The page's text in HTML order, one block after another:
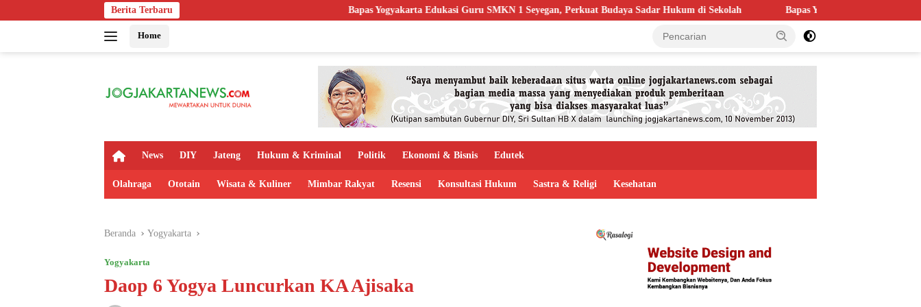
ke
Berita Terbaru Bapas Yogyakarta Edukasi Guru SMKN 1 Seyegan, Perkuat Budaya Sadar Hukum di Sekolah Bapas Yogyakarta Perkuat Kolaborasi dengan Poltek
Home
H
m
News DIY Jateng Hukum & Kriminal Politik Ekonomi & Bisnis Edutek
Olahraga Ototain Wisata & Kuliner Mimbar Rakyat Resensi Konsultasi Hukum Sastra & Religi Kesehatan
Beranda Yogyakarta
Yogyakarta
Daop 6 Yogya Luncurkan KA Ajisaka